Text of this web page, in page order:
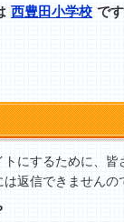
西豊田小学校 で
にするために、
返信できませんの